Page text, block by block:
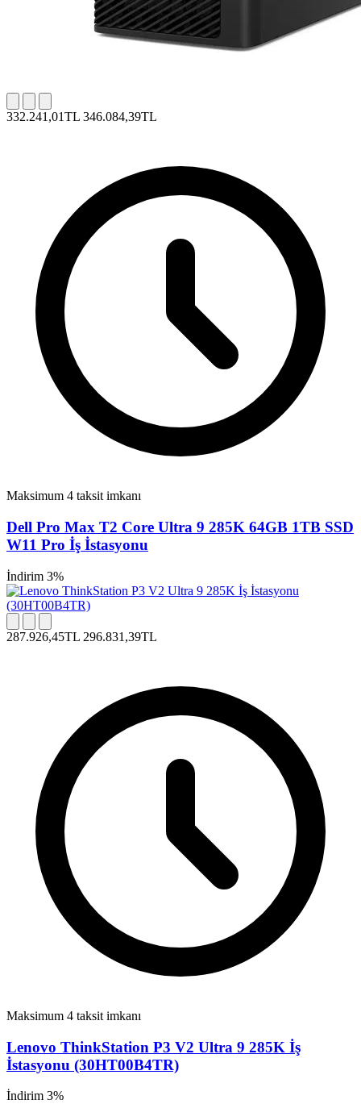
332.241,01TL 346.084,39TL
Maksimum 4 taksit imkanı
Dell Pro Max T2 Core Ultra 9 285K 64GB 1TB SSD
W11 Pro İş İstasyonu
İndirim 3%
287.926,45TL 296.831,39TL
Maksimum 4 taksit imkanı
Lenovo ThinkStation P3 V2 Ultra 9 285K İş
İstasyonu (30HT00B4TR)
İndirim 3%